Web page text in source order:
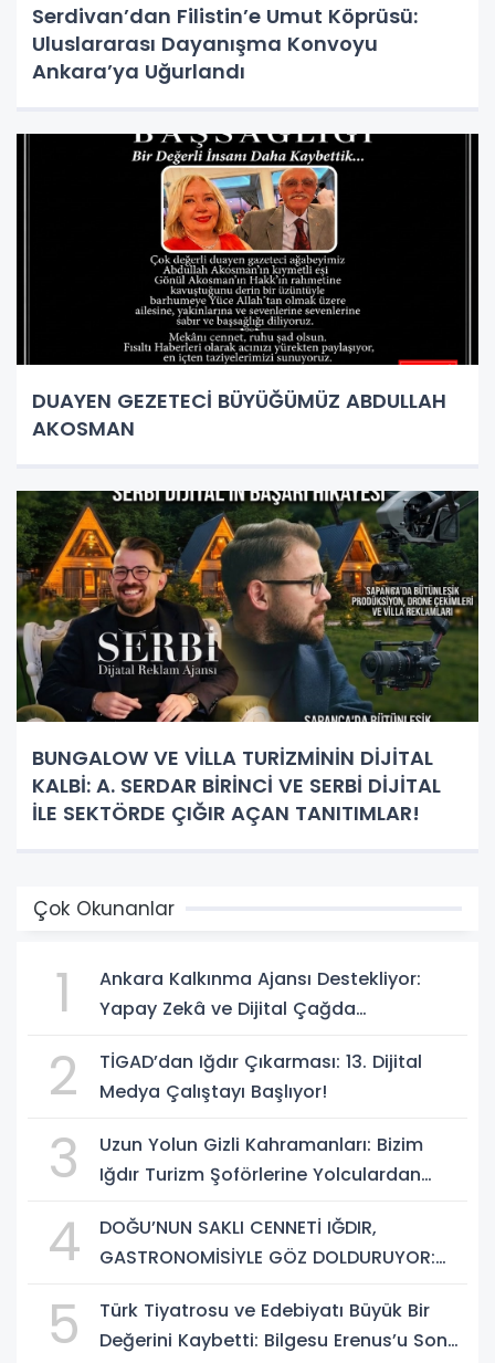
Serdivan’dan Filistin’e Umut Köprüsü:
Uluslararası Dayanışma Konvoyu
Ankara’ya Uğurlandı
DUAYEN GEZETECİ BÜYÜĞÜMÜZ ABDULLAH
AKOSMAN
BUNGALOW VE VİLLA TURİZMİNİN DİJİTAL
KALBİ: A. SERDAR BİRİNCİ VE SERBİ DİJİTAL
İLE SEKTÖRDE ÇIĞIR AÇAN TANITIMLAR!
Çok Okunanlar
1
Ankara Kalkınma Ajansı Destekliyor:
Yapay Zekâ ve Dijital Çağda
Geliştirme Eğitimi Başlıyor!
2
TİGAD’dan Iğdır Çıkarması: 13. Dijital
Medya Çalıştayı Başlıyor!
3
Uzun Yolun Gizli Kahramanları: Bizim
Iğdır Turizm Şoförlerine Yolculardan
4
DOĞU’NUN SAKLI CENNETİ IĞDIR,
GASTRONOMİSİYLE GÖZ DOLDURUYOR:
BULUŞMA NOKTASI
5
Türk Tiyatrosu ve Edebiyatı Büyük Bir
Değerini Kaybetti: Bilgesu Erenus’u Son